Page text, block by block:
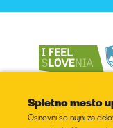
Spletno mesto
Osnovni so nujni za